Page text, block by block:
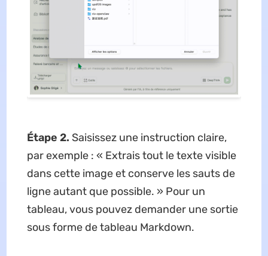
Étape 2. Saisissez une instruction claire,
par exemple : « Extrais tout le texte visible
dans cette image et conserve les sauts de
ligne autant que possible. » Pour un
tableau, vous pouvez demander une sortie
sous forme de tableau Markdown.